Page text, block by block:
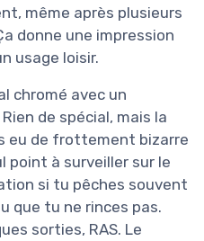
même après plusieurs
donne une impression
usage loisir.
chromé avec un
de spécial, mais la
eu de frottement bizarre
point à surveiller sur le
si tu pêches souvent
que tu ne rinces pas.
sorties, RAS. Le